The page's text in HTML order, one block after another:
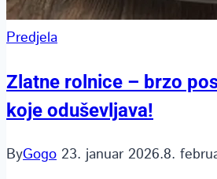
Predjela
Zlatne rolnice – brzo
koje oduševljava!
ByGogo 23. januar 2026.8.